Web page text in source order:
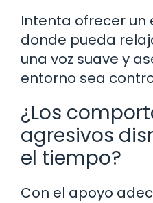
Intenta ofrecer un
donde pueda
una voz suave y
entorno sea
¿Los
agresivos
el tiempo?
Con el apoyo